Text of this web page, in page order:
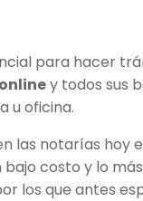
para hacer
y todos sus
u oficina.
las notarías hoy
costo y lo
los que antes